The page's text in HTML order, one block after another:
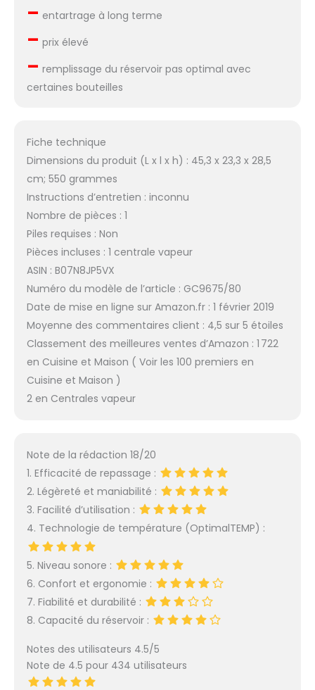
– entartrage à long terme
– prix élevé
– remplissage du réservoir pas optimal avec
certaines bouteilles
Fiche technique
Dimensions du produit (L x l x h) : 45,3 x 23,3 x 28,5
cm; 550 grammes
Instructions d’entretien : inconnu
Nombre de pièces : 1
Piles requises : Non
Pièces incluses : 1 centrale vapeur
ASIN : B07N8JP5VX
Numéro du modèle de l’article : GC9675/80
Date de mise en ligne sur Amazon.fr : 1 février 2019
Moyenne des commentaires client : 4,5 sur 5 étoiles
Classement des meilleures ventes d’Amazon : 1 722
en Cuisine et Maison ( Voir les 100 premiers en
Cuisine et Maison )
2 en Centrales vapeur
Note de la rédaction 18/20
1. Efficacité de repassage :
2. Légèreté et maniabilité :
3. Facilité d’utilisation :
4. Technologie de température (OptimalTEMP) :
5. Niveau sonore :
6. Confort et ergonomie :
7. Fiabilité et durabilité :
8. Capacité du réservoir :
Notes des utilisateurs 4.5/5
Note de 4.5 pour 434 utilisateurs